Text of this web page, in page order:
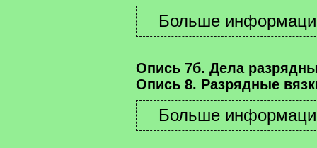
Опись 7б. Дела
Опись 8. Разрядные